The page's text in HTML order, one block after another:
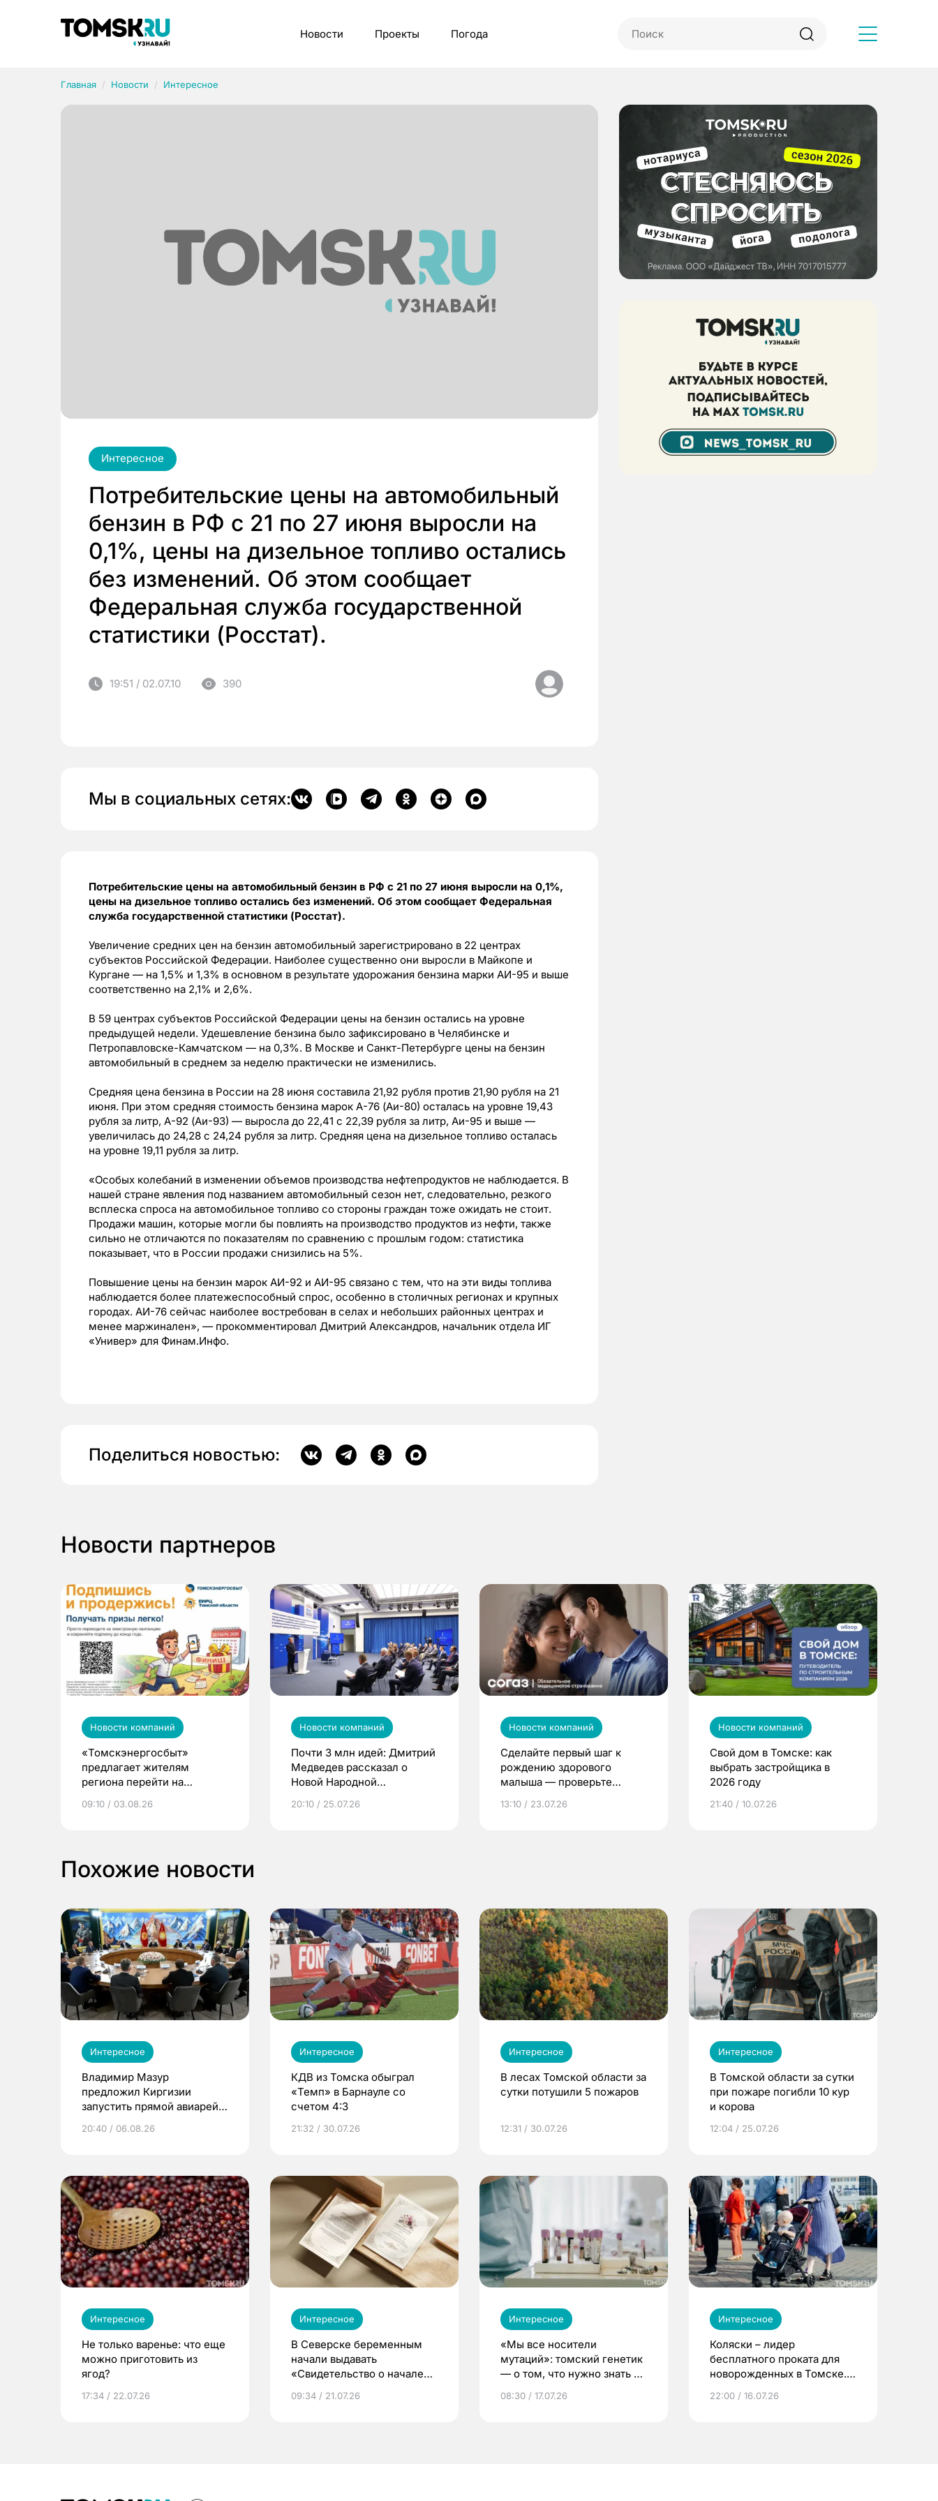
Новости Проекты Погода
Главная Новости Интересное
Интересное
Потребительские цены на автомобильный
бензин в РФ с 21 по 27 июня выросли на
0,1%, цены на дизельное топливо остались
без изменений. Об этом сообщает
Федеральная служба государственной
статистики (Росстат).
19:51 / 02.07.10 390
Мы в социальных сетях:
Потребительские цены на автомобильный бензин в РФ с 21 по 27 июня выросли на 0,1%,
цены на дизельное топливо остались без изменений. Об этом сообщает Федеральная
служба государственной статистики (Росстат).
Увеличение средних цен на бензин автомобильный зарегистрировано в 22 центрах
субъектов Российской Федерации. Наиболее существенно они выросли в Майкопе и
Кургане — на 1,5% и 1,3% в основном в результате удорожания бензина марки АИ-95 и выше
соответственно на 2,1% и 2,6%.
В 59 центрах субъектов Российской Федерации цены на бензин остались на уровне
предыдущей недели. Удешевление бензина было зафиксировано в Челябинске и
Петропавловске-Камчатском — на 0,3%. В Москве и Санкт-Петербурге цены на бензин
автомобильный в среднем за неделю практически не изменились.
Средняя цена бензина в России на 28 июня составила 21,92 рубля против 21,90 рубля на 21
июня. При этом средняя стоимость бензина марок А-76 (Аи-80) осталась на уровне 19,43
рубля за литр, А-92 (Аи-93) — выросла до 22,41 с 22,39 рубля за литр, Аи-95 и выше —
увеличилась до 24,28 с 24,24 рубля за литр. Средняя цена на дизельное топливо осталась
на уровне 19,11 рубля за литр.
«Особых колебаний в изменении объемов производства нефтепродуктов не наблюдается. В
нашей стране явления под названием автомобильный сезон нет, следовательно, резкого
всплеска спроса на автомобильное топливо со стороны граждан тоже ожидать не стоит.
Продажи машин, которые могли бы повлиять на производство продуктов из нефти, также
сильно не отличаются по показателям по сравнению с прошлым годом: статистика
показывает, что в России продажи снизились на 5%.
Повышение цены на бензин марок АИ-92 и АИ-95 связано с тем, что на эти виды топлива
наблюдается более платежеспособный спрос, особенно в столичных регионах и крупных
городах. АИ-76 сейчас наиболее востребован в селах и небольших районных центрах и
менее маржинален», — прокомментировал Дмитрий Александров, начальник отдела ИГ
«Универ» для Финам.Инфо.
Поделиться новостью:
Новости партнеров
Новости компаний
«Томскэнергосбыт»
предлагает жителям
региона перейти на
выиграть призы
09:10 / 03.08.26
Новости компаний
Почти 3 млн идей: Дмитрий
Медведев рассказал о
Новой Народной
20:10 / 25.07.26
Новости компаний
Сделайте первый шаг к
рождению здорового
малыша — проверьте
по ОМС!
13:10 / 23.07.26
Новости компаний
Свой дом в Томске: как
выбрать застройщика в
2026 году
21:40 / 10.07.26
Похожие новости
Интересное
Владимир Мазур
предложил Киргизии
запустить прямой авиарейс
20:40 / 06.08.26
Интересное
КДВ из Томска обыграл
«Темп» в Барнауле со
счетом 4:3
21:32 / 30.07.26
Интересное
В лесах Томской области за
сутки потушили 5 пожаров
12:31 / 30.07.26
Интересное
В Томской области за сутки
при пожаре погибли 10 кур
и корова
12:04 / 25.07.26
Интересное
Не только варенье: что еще
можно приготовить из
ягод?
17:34 / 22.07.26
Интересное
В Северске беременным
начали выдавать
«Свидетельство о начале
09:34 / 21.07.26
Интересное
«Мы все носители
мутаций»: томский генетик
— о том, что нужно знать до
08:30 / 17.07.26
Интересное
Коляски – лидер
бесплатного проката для
новорожденных в Томске.
22:00 / 16.07.26
Рубрики